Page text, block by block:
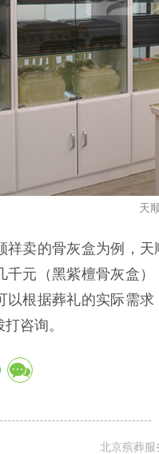
天
祥卖的骨灰盒为例，
千元（黑紫檀骨灰盒
以根据葬礼的实际需
咨询。
北京殡葬